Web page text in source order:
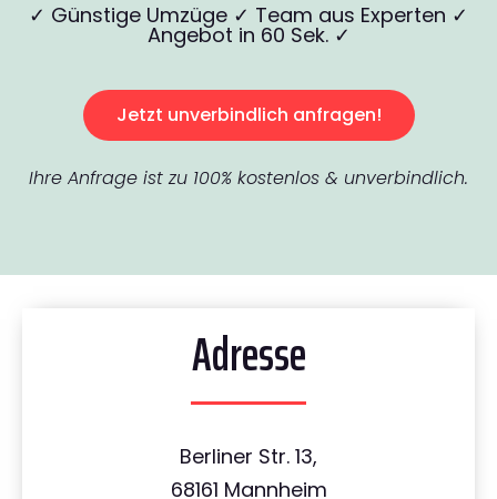
✓ Günstige Umzüge ✓ Team aus Experten ✓
Angebot in 60 Sek. ✓
Jetzt unverbindlich anfragen!
Ihre Anfrage ist zu 100% kostenlos & unverbindlich.
Adresse
Berliner Str. 13,
68161 Mannheim